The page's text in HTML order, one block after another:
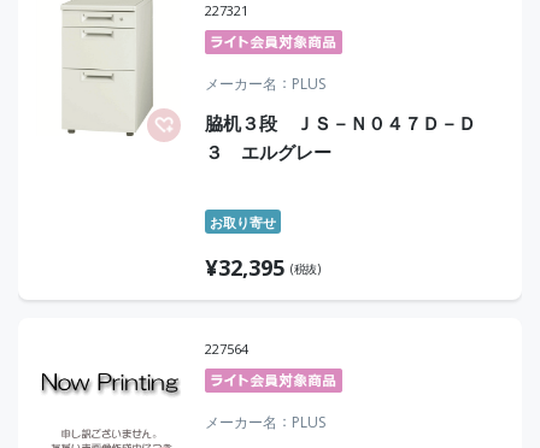
227321
メーカー名 PLUS
脇机３段 ＪＳ－Ｎ０４７Ｄ－Ｄ
３ エルグレー
お取り寄せ
¥32,395 (税抜)
227564
メーカー名 PLUS